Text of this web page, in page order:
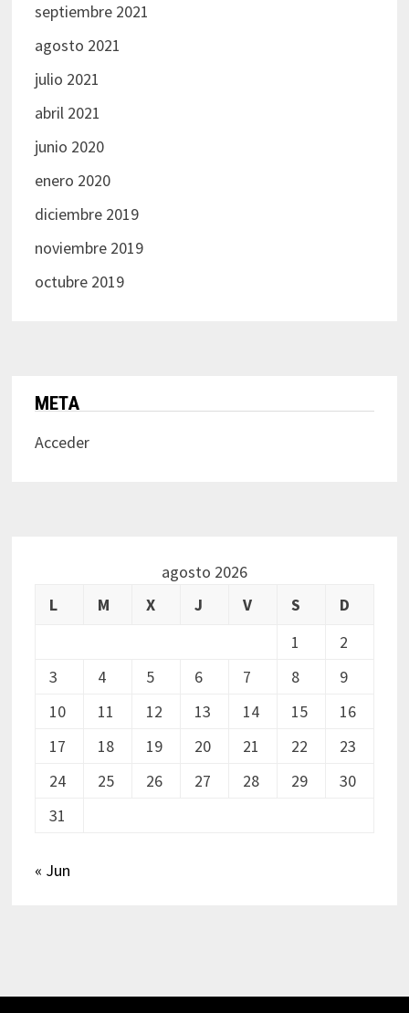
septiembre 2021
agosto 2021
julio 2021
abril 2021
junio 2020
enero 2020
diciembre 2019
noviembre 2019
octubre 2019
META
Acceder
agosto 2026
L
M X J V S
D
1
2
3
4 5 6 7 8
9
10
11 12 13 14 15
16
17
18 19 20 21 22
23
24
25 26 27 28 29
30
31
« Jun